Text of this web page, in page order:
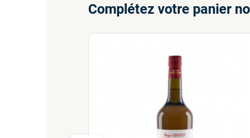
Complétez votre panier